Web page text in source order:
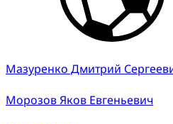
Мазуренко Дмитрий
Морозов Яков Евгеньевич